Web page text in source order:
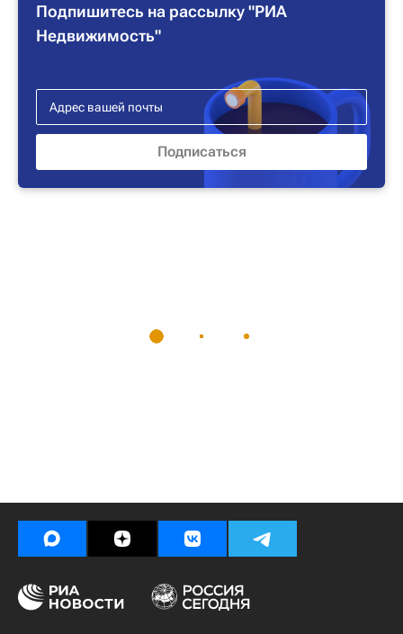
Подпишитесь на рассылку "РИА
Недвижимость"